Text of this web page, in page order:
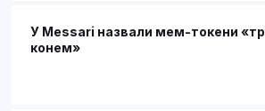
У Messari назвали мем-токени
конем»